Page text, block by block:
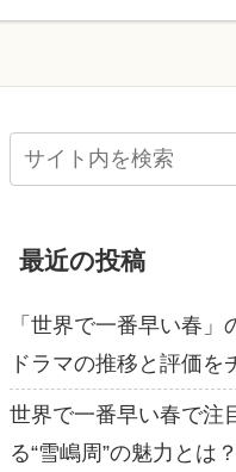
最近の投稿
「世界で一番早い春」
ドラマの推移と評価を
世界で一番早い春で注
る“雪嶋周”の魅力とは？